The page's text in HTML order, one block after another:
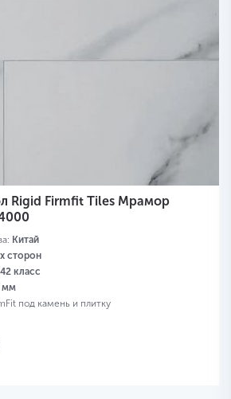
Rigid Firmfit Tiles Мрамор
Китай
сторон
42 класс
мм
под камень и плитку